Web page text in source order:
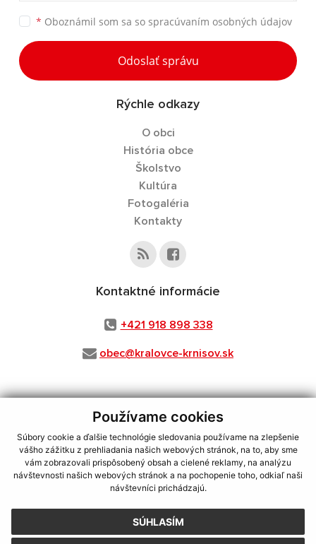
Používame cookies
Súbory cookie a ďalšie technológie sledovania používame na zlepšenie
vášho zážitku z prehliadania našich webových stránok, na to, aby sme
vám zobrazovali prispôsobený obsah a cielené reklamy, na analýzu
návštevnosti našich webových stránok a na pochopenie toho, odkiaľ naši
návštevníci prichádzajú.
SÚHLASÍM
* Oboznámil som sa so spracúvaním osobných údajov
Odoslať správu
Rýchle odkazy
O obci
História obce
Školstvo
Kultúra
Fotogaléria
Kontakty
Kontaktné informácie
+421 918 898 338
obec@kralovce-krnisov.sk
využite možnosť získavania aktuálnych informácií s využitím RSS
CMS systém (redakčný) systém ECHELON 2, Mapa stránok web portál
webhosting, webex.digital, s.r.o.,domény,registrácia domény,
spoločnosť webex.digital, s.r.o., technický prevádzkovateľ
Posledná aktualizácia:03.08.2026
Vytlačiť stránku|Vyhlásenie o prístupnosti
Autorské práva|Cookies